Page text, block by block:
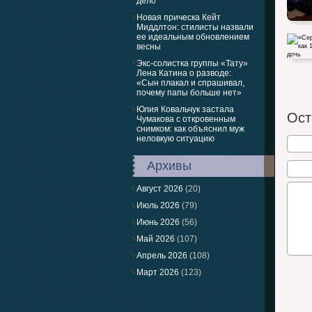
Новая прическа Кейт
Миддлтон: стилисты назвали
ее идеальным обновлением
весны
Экс-солистка группы «Тату»
Лена Катина о разводе:
«Сын плакал и спрашивал,
почему папы больше нет»
Юлия Ковальчук застала
Чумакова с откровенным
снимком: как объяснил муж
неловкую ситуацию
Архивы
Август 2026 (20)
Июль 2026 (79)
Июнь 2026 (56)
Май 2026 (107)
Апрель 2026 (108)
Март 2026 (123)